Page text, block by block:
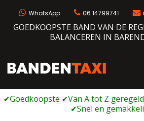
WhatsApp 06 14799741
GOEDKOOPSTE BAND VAN DE
BALANCEREN IN